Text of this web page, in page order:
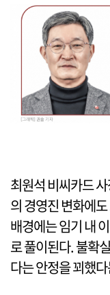
최원석 비씨카드
의 경영진 변화에
배경에는 임기 내
로 풀이된다. 불확
다는 안정을 꾀했